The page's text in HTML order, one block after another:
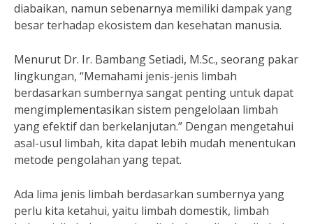
diabaikan, namun sebenarnya memiliki dampak yang
besar terhadap ekosistem dan kesehatan manusia.
Menurut Dr. Ir. Bambang Setiadi, M.Sc., seorang pakar
lingkungan, “Memahami jenis-jenis limbah
berdasarkan sumbernya sangat penting untuk dapat
mengimplementasikan sistem pengelolaan limbah
yang efektif dan berkelanjutan.” Dengan mengetahui
asal-usul limbah, kita dapat lebih mudah menentukan
metode pengolahan yang tepat.
Ada lima jenis limbah berdasarkan sumbernya yang
perlu kita ketahui, yaitu limbah domestik, limbah